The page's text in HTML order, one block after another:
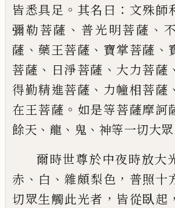
皆悉具足 。 其名曰 ： 文殊師
彌勒菩薩 、 普光明菩薩 、
薩 、 藥王菩薩 、 寶掌菩薩 、
菩薩 、 日淨菩薩 、 大力菩薩 、
得勤精進菩薩 、 力幢相菩薩 、
在王菩薩 。 如是等菩薩摩訶
餘天 、 龍 、 鬼 、 神等一切大眾
爾時世尊於中夜時放大
赤 、 白 、 雜頗梨色 ， 普照十
切眾生觸此光者 ， 皆從臥起 ，